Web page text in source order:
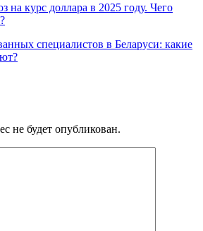
на курс доллара в 2025 году. Чего
специалистов в Беларуси: какие
не будет опубликован.